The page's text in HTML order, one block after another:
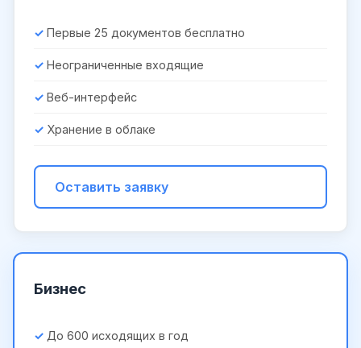
Первые 25 документов бесплатно
Неограниченные входящие
Веб-интерфейс
Хранение в облаке
Оставить заявку
Бизнес
До 600 исходящих в год